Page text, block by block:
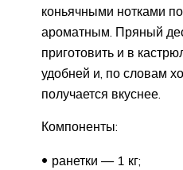
коньячными нотками
ароматным. Пряный
приготовить и в
удобней и, по словам
получается вкуснее.
Компоненты:
ранетки — 1 кг;